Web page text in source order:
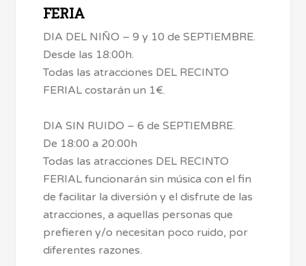
FERIA
DIA DEL NIÑO – 9 y 10 de SEPTIEMBRE.
Desde las 18:00h.
Todas las atracciones DEL RECINTO
FERIAL costarán un 1€.
DIA SIN RUIDO – 6 de SEPTIEMBRE.
De 18:00 a 20:00h
Todas las atracciones DEL RECINTO
FERIAL funcionarán sin música con el fin
de facilitar la diversión y el disfrute de las
atracciones, a aquellas personas que
prefieren y/o necesitan poco ruido, por
diferentes razones.